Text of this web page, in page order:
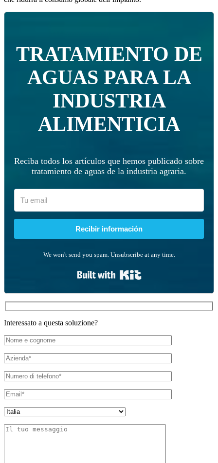
TRATAMIENTO DE
AGUAS PARA LA
INDUSTRIA
ALIMENTICIA
Reciba todos los artículos que hemos publicado sobre
tratamiento de aguas de la industria agraria.
Recibir información
We won't send you spam. Unsubscribe at any time.
Interessato a questa soluzione?